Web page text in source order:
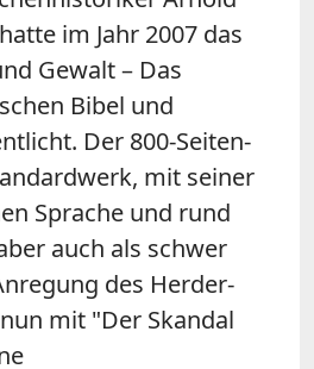
im Jahr 2007 das
Gewalt – Das
Bibel und
Der 800-Seiten-
mit seiner
Sprache und rund
auch als schwer
des Herder-
mit "Der Skandal